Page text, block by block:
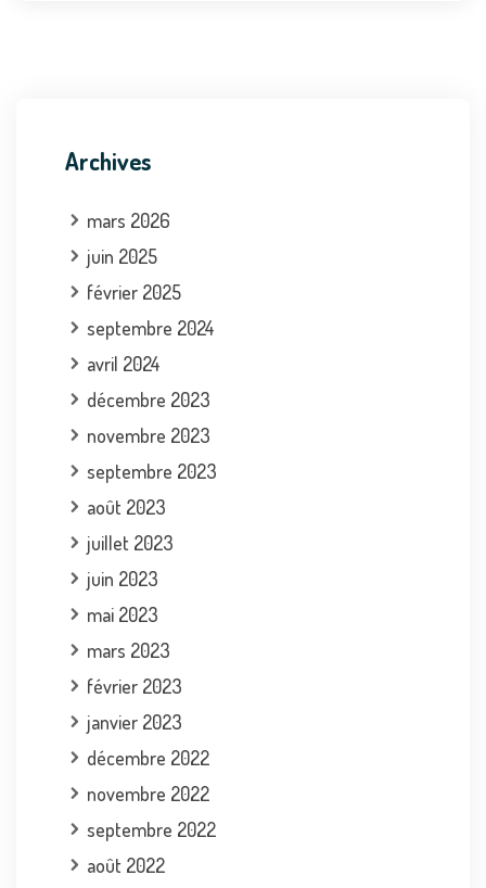
Archives
mars 2026
juin 2025
février 2025
septembre 2024
avril 2024
décembre 2023
novembre 2023
septembre 2023
août 2023
juillet 2023
juin 2023
mai 2023
mars 2023
février 2023
janvier 2023
décembre 2022
novembre 2022
septembre 2022
août 2022